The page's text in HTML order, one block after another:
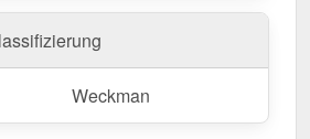
| 11,5 x 11,5 cm | 85°
für Ihr Projekt & schnell
individuell auf Maß – bestellen
Sie von schneller Lieferung!
Weckman